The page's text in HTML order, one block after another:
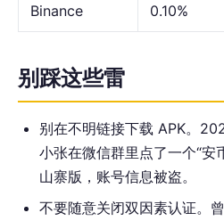
Binance 0.10%
别踩这些雷
别在不明链接下载 APK。
小张在微信群里点了一个“安
山寨版，账号信息被盗。
不要随意关闭双因素认证。